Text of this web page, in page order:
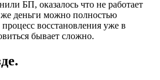
БП, оказалось что не работает
деньги можно полностью
восстановления уже в
бывает сложно.